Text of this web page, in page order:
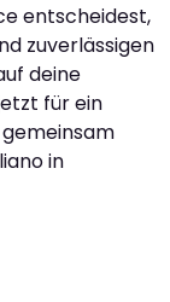
entscheidest,
zuverlässigen
deine
für ein
in